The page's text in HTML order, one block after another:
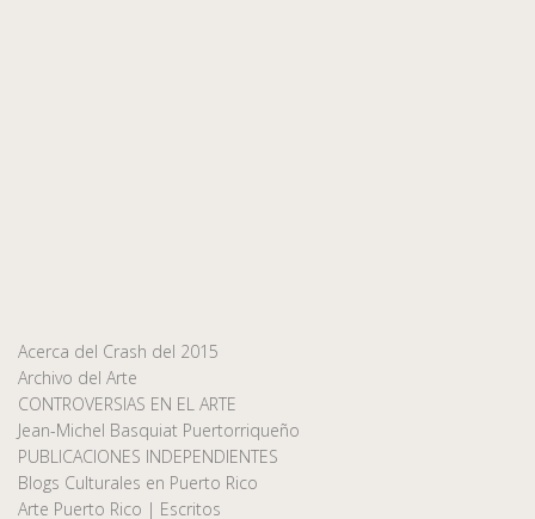
Acerca del Crash del 2015
Archivo del Arte
CONTROVERSIAS EN EL ARTE
Jean-Michel Basquiat Puertorriqueño
PUBLICACIONES INDEPENDIENTES
Blogs Culturales en Puerto Rico
Arte Puerto Rico | Escritos